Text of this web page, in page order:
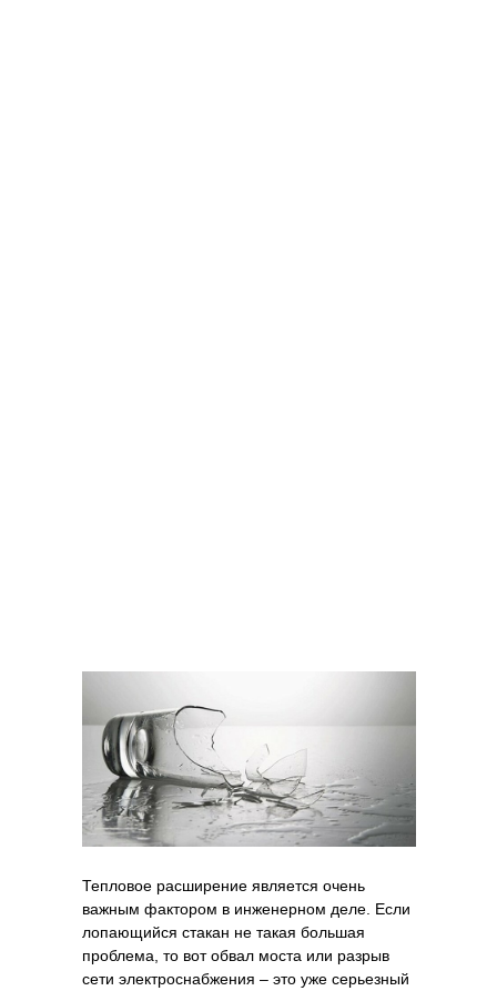
Тепловое расширение является очень
важным фактором в инженерном деле. Если
лопающийся стакан не такая большая
проблема, то вот обвал моста или разрыв
сети электроснабжения – это уже серьезный